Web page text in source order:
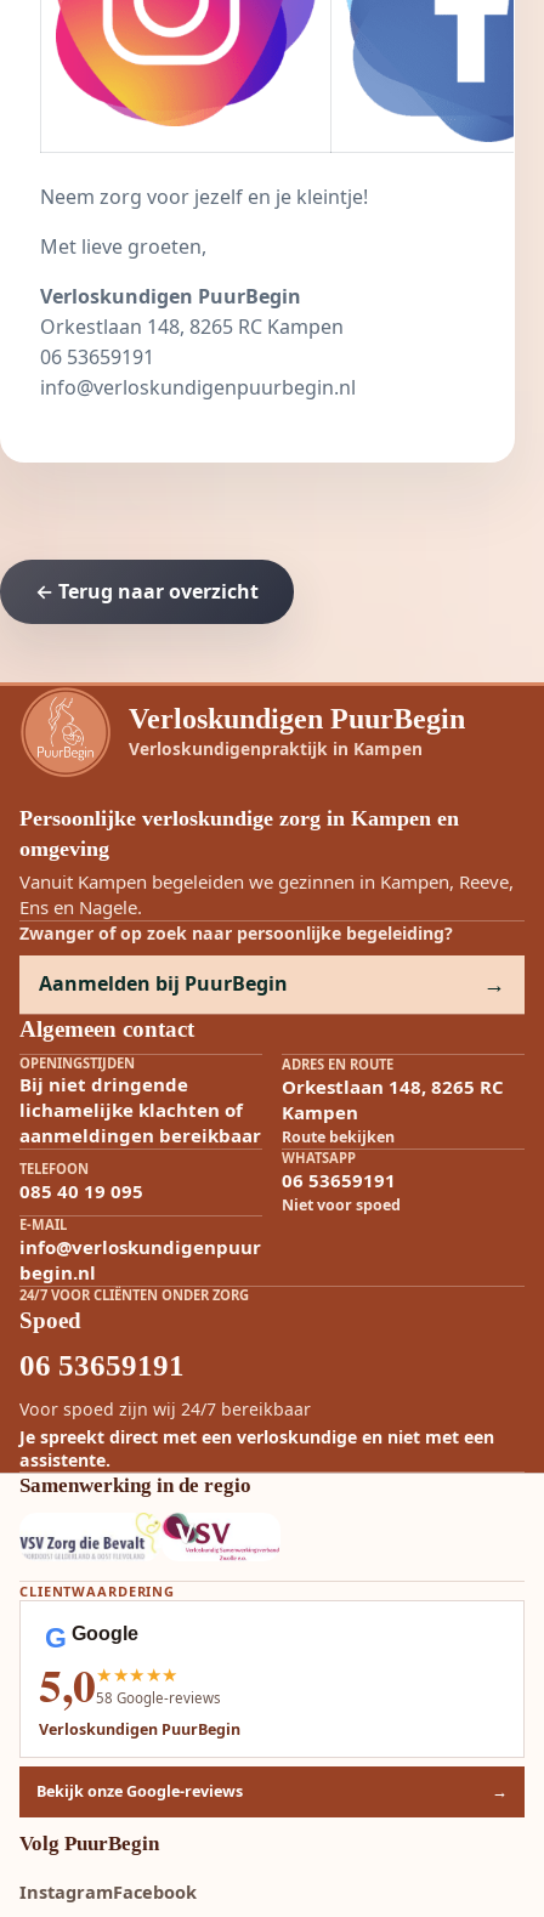
Neem zorg voor jezelf en je kleintje!
Met lieve groeten,
Verloskundigen PuurBegin
Orkestlaan 148, 8265 RC Kampen
06 53659191
info@verloskundigenpuurbegin.nl
← Terug naar overzicht
Verloskundigen PuurBegin
Verloskundigenpraktijk in Kampen
Persoonlijke verloskundige zorg in Kampen en
omgeving
Vanuit Kampen begeleiden we gezinnen in Kampen, Reeve,
Ens en Nagele.
Zwanger of op zoek naar persoonlijke begeleiding?
Aanmelden bij PuurBegin
Algemeen contact
OPENINGSTIJDEN
Bij niet dringende
lichamelijke klachten of
aanmeldingen bereikbaar
ADRES EN ROUTE
Orkestlaan 148, 8265 RC
Kampen
Route bekijken
TELEFOON
085 40 19 095
WHATSAPP
06 53659191
Niet voor spoed
E-MAIL
info@verloskundigenpuur
begin.nl
24/7 VOOR CLIËNTEN ONDER ZORG
Spoed
06 53659191
Voor spoed zijn wij 24/7 bereikbaar
Je spreekt direct met een verloskundige en niet met een
assistente.
Samenwerking in de regio
CLIENTWAARDERING
G Google
5,0★★★★★
58 Google-reviews
Verloskundigen PuurBegin
Bekijk onze Google-reviews →
Volg PuurBegin
InstagramFacebook